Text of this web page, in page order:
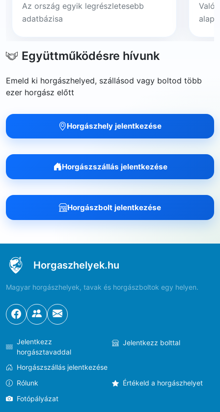
Az ország egyik legrészletesebb
adatbázisa
Együttműködésre hívunk
Emeld ki horgászhelyed, szállásod vagy boltod több
ezer horgász előtt
Horgászhely jelentkezése
Horgászszállás jelentkezése
Horgászbolt jelentkezése
Horgaszhelyek.hu
Magyar horgászhelyek, tavak és horgászboltok egy helyen.
Jelentkezz
horgásztavaddal
Jelentkezz bolttal
Horgászszállás jelentkezése
Rólunk
Értékeld a horgászhelyet
Fotópályázat